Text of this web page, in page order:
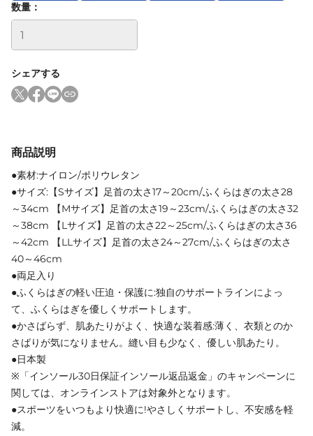
数量：
シェアする
商品説明
●素材:ナイロン/ポリウレタン
●サイズ:【Sサイズ】足首の太さ17～20cm/ふくらはぎの太さ28
～34cm 【Mサイズ】足首の太さ19～23cm/ふくらはぎの太さ32
～38cm 【Lサイズ】足首の太さ22～25cm/ふくらはぎの太さ36
～42cm 【LLサイズ】足首の太さ24～27cm/ふくらはぎの太さ
40～46cm
●両足入り
●ふくらはぎの軽い圧迫・保護に:独自のサポートラインによっ
て、ふくらはぎを優しくサポートします。
●かさばらず、肌あたりがよく、快適な装着感:薄く、衣類とのか
さばりが気になりません。縫い目も少なく、優しい肌あたり。
●日本製
※「インソール30日保証インソール返品返金」のキャンペーンに
関しては、オンラインストアは対象外となります。
●スポーツをいつもより快適に!やさしくサポートし、不安感を軽
減。